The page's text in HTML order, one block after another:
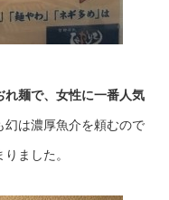
れ麺で、女性に一番人気
幻は濃厚魚介を頼むので
ました。